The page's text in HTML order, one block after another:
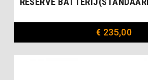
€ 235,00